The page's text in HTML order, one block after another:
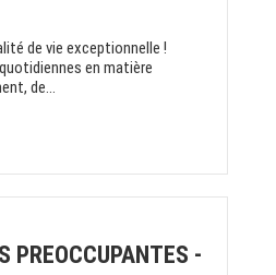
de vie exceptionnelle !
en matière
de...
PREOCCUPANTES -